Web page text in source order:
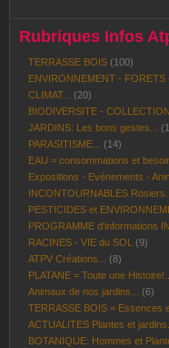
Rubriques Infos
TERRASSE BOIS (100)
ENVIRONNEMENT - FORETS
CLIMAT...
(20)
BIODIVERSITE -
JARDINS: Les bons gestes...
PARASITISME...
(14)
EAU = consommations et
Expositions - Evénements -
INCONTOURNABLES Rosiers...
PESTICIDES et
PROGRAMME d'informations
RACINES - VIE du SOL
(9)
ATPV Créations...
(8)
PLATANE = Toute une Histoire!...
Animaux de nos jardins...
(6)
TERRASSE BOIS = Essences
ACTUALITES Plantes et jardins...
BOTANIQUE: Hommes et